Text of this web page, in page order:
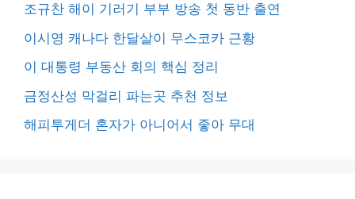
조규찬 해이 기러기 부부 방송 첫 동반 출연
이시영 캐나다 한달살이 무스코카 근황
이 대통령 부동산 회의 핵심 정리
금정산성 막걸리 파는곳 추천 정보
해피투게더 혼자가 아니어서 좋아 무대